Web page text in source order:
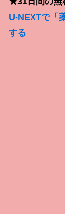
U-NEXTで「
する